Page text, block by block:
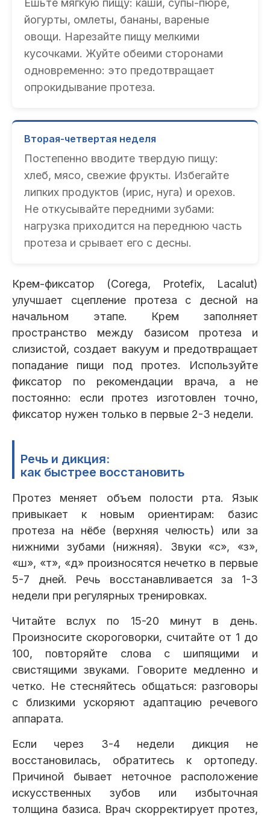
Ешьте мягкую пищу: каши, супы-пюре,
йогурты, омлеты, бананы, вареные
овощи. Нарезайте пищу мелкими
кусочками. Жуйте обеими сторонами
одновременно: это предотвращает
опрокидывание протеза.
Вторая-четвертая неделя
Постепенно вводите твердую пищу:
хлеб, мясо, свежие фрукты. Избегайте
липких продуктов (ирис, нуга) и орехов.
Не откусывайте передними зубами:
нагрузка приходится на переднюю часть
протеза и срывает его с десны.
Крем-фиксатор (Corega, Protefix, Lacalut)
улучшает сцепление протеза с десной на
начальном этапе. Крем заполняет
пространство между базисом протеза и
слизистой, создает вакуум и предотвращает
попадание пищи под протез. Используйте
фиксатор по рекомендации врача, а не
постоянно: если протез изготовлен точно,
фиксатор нужен только в первые 2-3 недели.
Речь и дикция:
как быстрее восстановить
Протез меняет объем полости рта. Язык
привыкает к новым ориентирам: базис
протеза на нёбе (верхняя челюсть) или за
нижними зубами (нижняя). Звуки «с», «з»,
«ш», «т», «д» произносятся нечетко в первые
5-7 дней. Речь восстанавливается за 1-3
недели при регулярных тренировках.
Читайте вслух по 15-20 минут в день.
Произносите скороговорки, считайте от 1 до
100, повторяйте слова с шипящими и
свистящими звуками. Говорите медленно и
четко. Не стесняйтесь общаться: разговоры
с близкими ускоряют адаптацию речевого
аппарата.
Если через 3-4 недели дикция не
восстановилась, обратитесь к ортопеду.
Причиной бывает неточное расположение
искусственных зубов или избыточная
толщина базиса. Врач скорректирует протез,